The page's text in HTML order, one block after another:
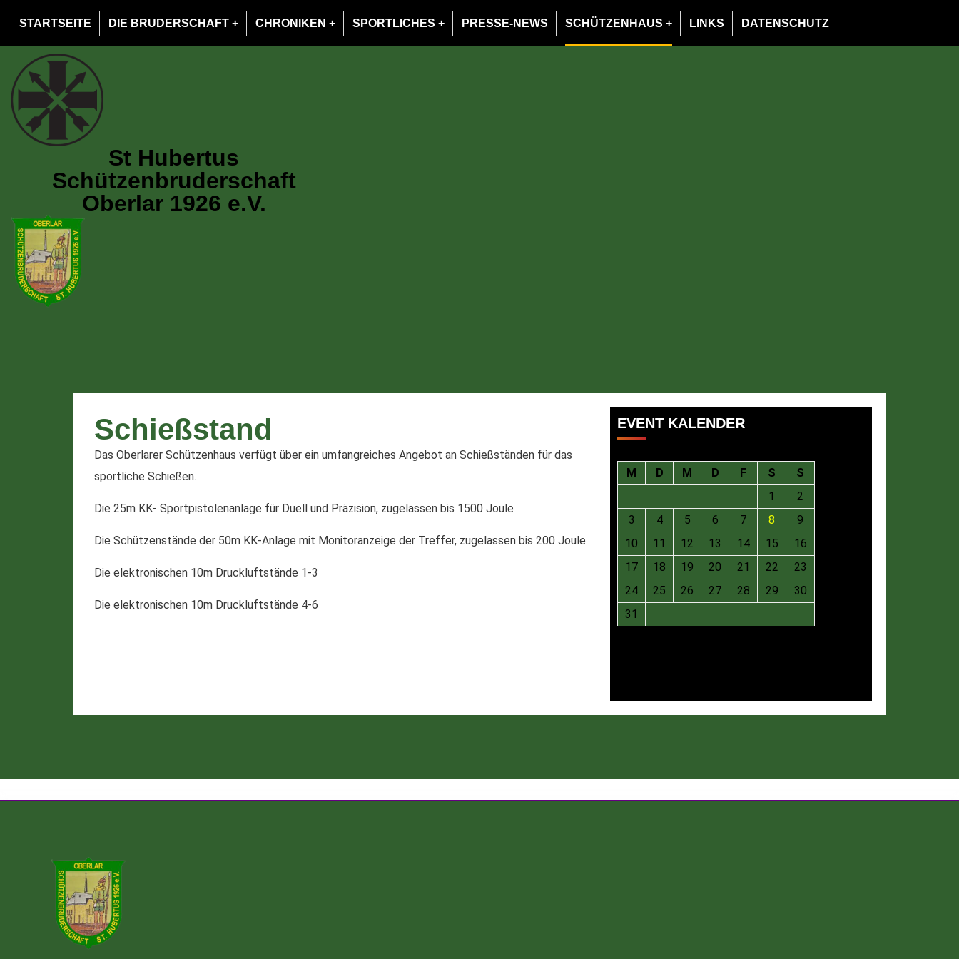
STARTSEITE DIE BRUDERSCHAFT CHRONIKEN SPORTLICHES PRESSE-NEWS SCHÜTZENHAUS LINKS DATENSCHUTZ
St Hubertus​
Schützenbruderschaft
Oberlar 1926 e.V.
Schießstand
Das Oberlarer Schützenhaus verfügt über ein umfangreiches Angebot an Schießständen für das
sportliche Schießen.
Die 25m KK- Sportpistolenanlage für Duell und Präzision, zugelassen bis 1500 Joule
Die Schützenstände der 50m KK-Anlage mit Monitoranzeige der Treffer, zugelassen bis 200 Joule
Die elektronischen 10m Druckluftstände 1-3
Die elektronischen 10m Druckluftstände 4-6
EVENT KALENDER
M D M D F S
S
1
2
3
4 5 6 7 8
9
10
11 12 13 14 15
16
17
18 19 20 21 22
23
24
25 26 27 28 29
30
31